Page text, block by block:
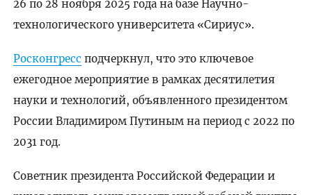
26 по 28 ноября 2025 года на базе Научно-
технологического университета «Сириус».
Росконгресс подчеркнул, что это ключевое
ежегодное мероприятие в рамках десятилетия
науки и технологий, объявленного президентом
России Владимиром Путиным на период с 2022 по
2031 год.
Советник президента Российской Федерации и